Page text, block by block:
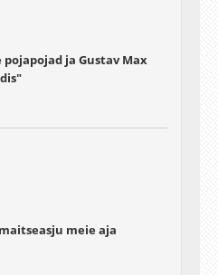
ja Gustav Max
meie aja